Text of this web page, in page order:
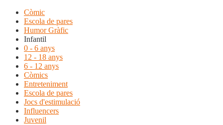
Còmic
Escola de pares
Humor Gràfic
Infantil
0 - 6 anys
12 - 18 anys
6 - 12 anys
Còmics
Entreteniment
Escola de pares
Jocs d'estimulació
Influencers
Juvenil